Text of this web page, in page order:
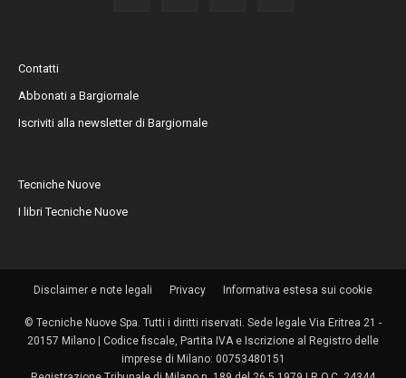
Contatti
Abbonati a Bargiornale
Iscriviti alla newsletter di Bargiornale
Tecniche Nuove
I libri Tecniche Nuove
Disclaimer e note legali Privacy Informativa estesa sui cookie
© Tecniche Nuove Spa. Tutti i diritti riservati. Sede legale Via Eritrea 21 -
20157 Milano | Codice fiscale, Partita IVA e Iscrizione al Registro delle
imprese di Milano: 00753480151